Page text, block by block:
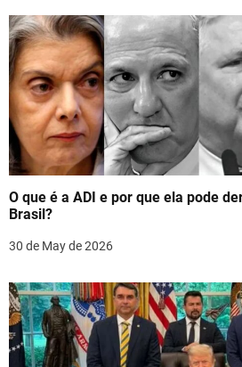
a
v
i
g
a
t
i
o
n
O que é a ADI e por que ela pode
Brasil?
30 de May de 2026